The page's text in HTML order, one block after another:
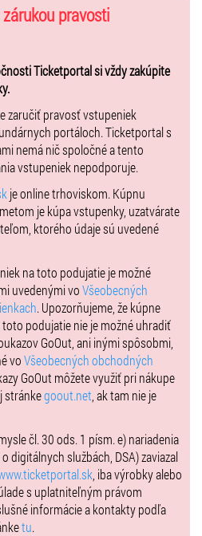
na4 hlavných stanoviskách a to
výstava automobilov, ale aj
počas celého konania štartovať autá
benefičnej rally, počas ktorej jej
stanoviská a doprajú tak
vidieť nádherné stroje v pohybe.
tie najvzácnejšie exponáty,
a priľahlé parkovacie plochy
SCF kompletne prestavaná aby
ktorý už múzeum navštívili
drifty automobilov
nielen superšporty, ale aj motorky,
offroad špeciálov.
jednotlivými stanoviskami bude
vláčikmi, ktoré budú dookola
pravosti
Ticketportal si vždy zakúpite
zaručiť pravosť vstupeniek
portáloch. Ticketportal s
nemá nič spoločné a tento
vstupeniek nepodporuje.
je online trhoviskom. Kúpnu
je kúpa vstupenky, uzatvárate
ktorého údaje sú uvedené
na toto podujatie je možné
uvedenými voVšeobecných
. Upozorňujeme, že kúpne
podujatie nie je možné uhradiť
GoOut, ani inými spôsobmi,
voVšeobecných obchodných
GoOut môžete využiť pri nákupe
stránkegoout.net , ak tam nie je
čl. 30 ods. 1 písm. e) nariadenia
digitálnych službách, DSA) zaviazal
, iba výrobky alebo
s uplatniteľným právom
informácie a kontakty podľa
tu.